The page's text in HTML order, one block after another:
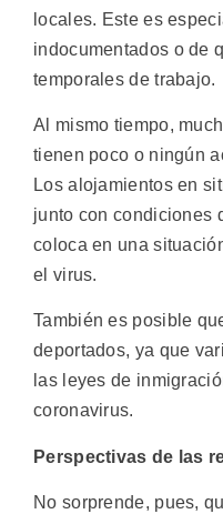
locales. Este es
indocumentados o de
temporales de trabajo.
Al mismo tiempo,
tienen poco o ningún
Los alojamientos en
junto con condiciones
coloca en una
el virus.
También es posible
deportados, ya que
las leyes de
coronavirus.
Perspectivas de las
No sorprende, pues,